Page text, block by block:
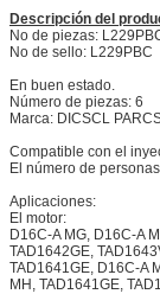
Descripción del
No de piezas:
No de sello: L229PBC
En buen estado.
Número de piezas: 6
Marca: DICSCL
Compatible con el
El número de
Aplicaciones:
El motor:
D16C-A MG, D16C-A
TAD1642GE,
TAD1641GE, D16C-A
MH, TAD1641GE,